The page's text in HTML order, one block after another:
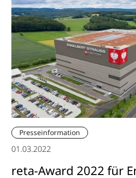
Presseinformation
01.03.2022
reta-Award 2022 für